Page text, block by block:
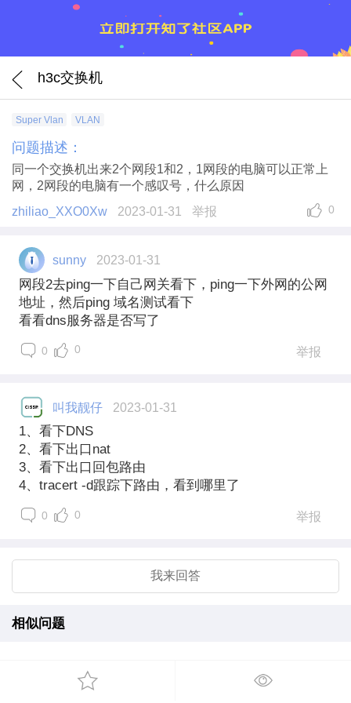
h3c交换机
Super Vlan VLAN
问题描述：
同一个交换机出来2个网段1和2，1网段的电脑可以正常上
网，2网段的电脑有一个感叹号，什么原因
zhiliao_XXO0Xw
2023-01-31 举报 0
sunny 2023-01-31
网段2去ping一下自己网关看下，ping一下外网的公网
地址，然后ping 域名测试看下
看看dns服务器是否写了
0 0 举报
叫我靓仔 2023-01-31
1、看下DNS
2、看下出口nat
3、看下出口回包路由
4、tracert -d跟踪下路由，看到哪里了
0 0 举报
我来回答
相似问题